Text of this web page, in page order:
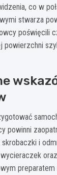
co w
stwarza
poświęcili
powierzchni
powinni
i
oraz